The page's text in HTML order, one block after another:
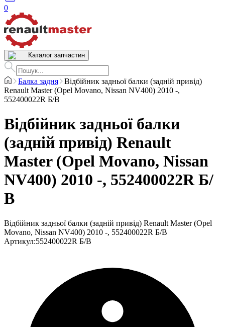
0
Каталог запчастин
Балка задня
Відбійник задньої балки (задній привід)
Renault Master (Opel Movano, Nissan NV400) 2010 -,
552400022R Б/В
Відбійник задньої балки
(задній привід) Renault
Master (Opel Movano, Nissan
NV400) 2010 -, 552400022R Б/
В
Відбійник задньої балки (задній привід) Renault Master (Opel
Movano, Nissan NV400) 2010 -, 552400022R Б/В
Артикул:552400022R Б/В